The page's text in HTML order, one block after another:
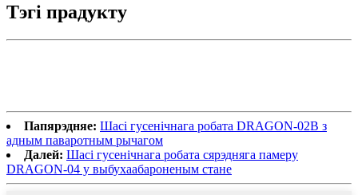
Тэгі прадукту
Папярэдняе: Шасі гусенічнага робата DRAGON-02B з
адным паваротным рычагом
Далей: Шасі гусенічнага робата сярэдняга памеру
DRAGON-04 у выбухаабароненым стане